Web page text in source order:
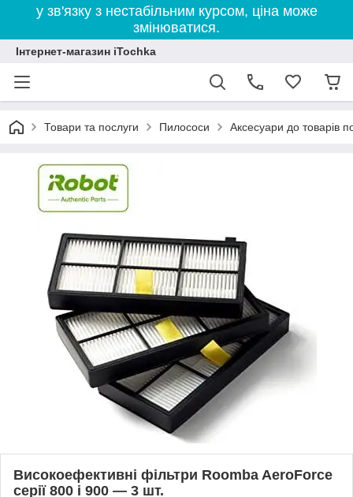
у зв'язку з нестабільним курсом, ціна може
змінюватися.
Інтернет-магазин iTochka
Товари та послуги Пилососи Аксесуари до товарів
Високоефективні фільтри Roomba AeroForce
серії 800 і 900 — 3 шт.